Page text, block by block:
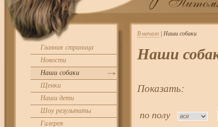
Главная страница
Новости
Наши собаки
Щенки
Наши дети
Шоу результаты
Галерея
В начало | Наши собаки
Наши
Показать:
по полу